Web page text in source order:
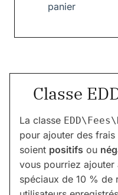
panier
Classe
La classe
pour ajouter des
soient positifs ou
vous pourriez ajouter
spéciaux de 10 % de